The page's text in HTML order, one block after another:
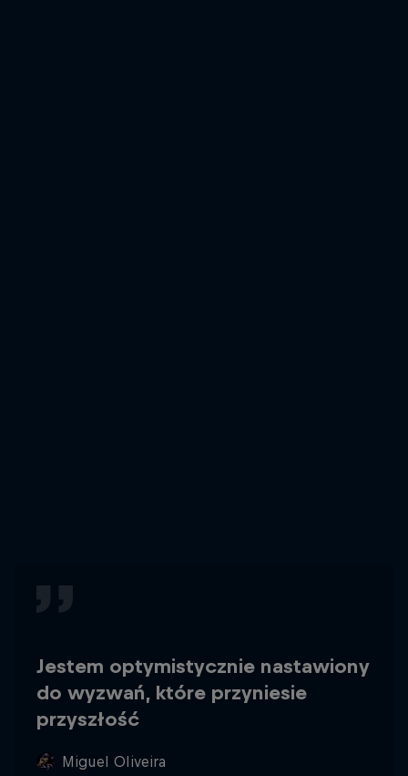
Jestem optymistycznie nastawiony
do wyzwań, które przyniesie
przyszłość
Miguel Oliveira